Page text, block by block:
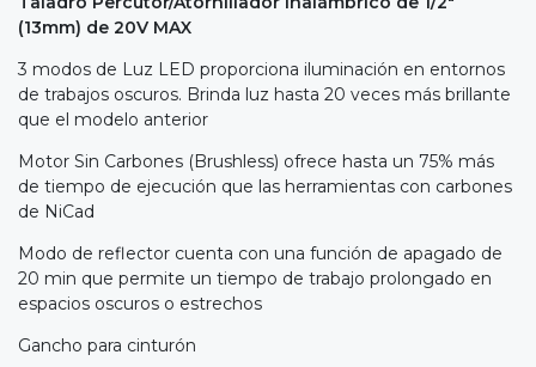
(13mm) de 20V MAX
3 modos de Luz LED proporciona iluminación en entornos
de trabajos oscuros. Brinda luz hasta 20 veces más brillante
que el modelo anterior
Motor Sin Carbones (Brushless) ofrece hasta un 75% más
de tiempo de ejecución que las herramientas con carbones
de NiCad
Modo de reflector cuenta con una función de apagado de
20 min que permite un tiempo de trabajo prolongado en
espacios oscuros o estrechos
Gancho para cinturón